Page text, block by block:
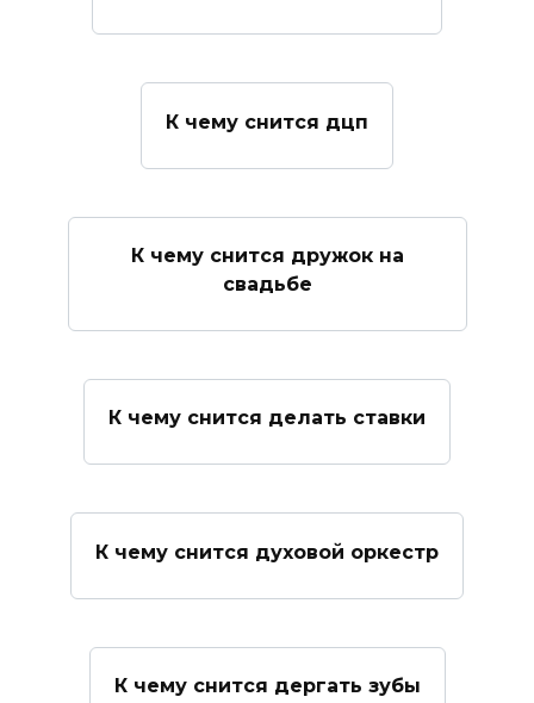
К чему снится дцп
К чему снится дружок на
свадьбе
К чему снится делать ставки
К чему снится духовой оркестр
К чему снится дергать зубы